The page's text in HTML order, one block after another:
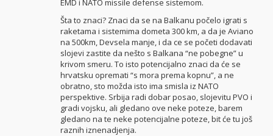
EMD i NATO missile defense sistemom.
Šta to znaci? Znaci da se na Balkanu počelo igrati s
raketama i sistemima dometa 300 km, a da je Aviano
na 500km, Devsela manje, i da ce se početi dodavati
slojevi zastite da nešto s Balkana “ne pobegne” u
krivom smeru. To isto potencijalno znaci da će se
hrvatsku opremati “s mora prema kopnu”, a ne
obratno, sto možda isto ima smisla iz NATO
perspektive. Srbija radi dobar posao, slojevitu PVO i
gradi vojsku, ali gledano ove neke poteze, barem
gledano na te neke potencijalne poteze, bit će tu još
raznih iznenadjenja.